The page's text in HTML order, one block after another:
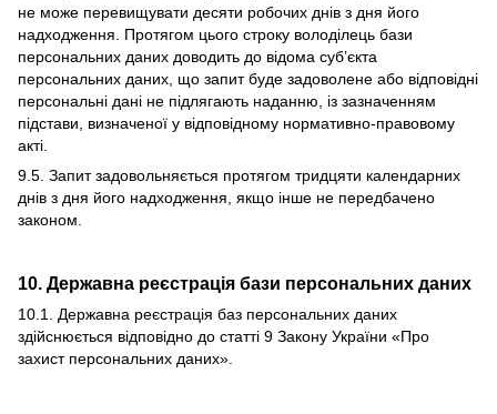
не може перевищувати десяти робочих днів з дня його
надходження. Протягом цього строку володілець бази
персональних даних доводить до відома суб’єкта
персональних даних, що запит буде задоволене або відповідні
персональні дані не підлягають наданню, із зазначенням
підстави, визначеної у відповідному нормативно-правовому
акті.
9.5. Запит задовольняється протягом тридцяти календарних
днів з дня його надходження, якщо інше не передбачено
законом.
10. Державна реєстрація бази персональних даних
10.1. Державна реєстрація баз персональних даних
здійснюється відповідно до статті 9 Закону України «Про
захист персональних даних».